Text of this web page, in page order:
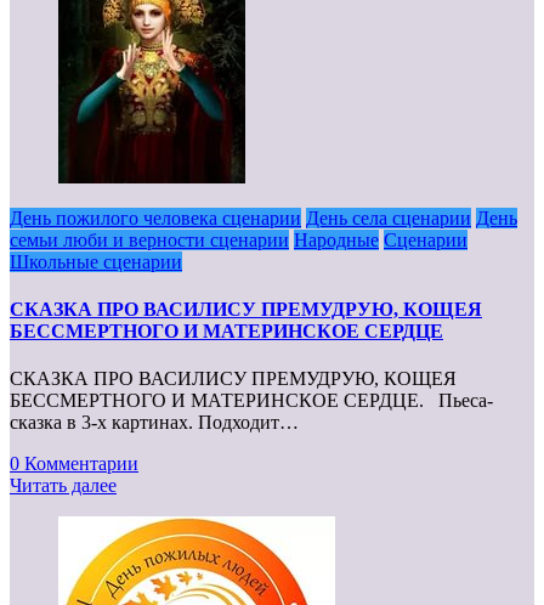
День пожилого человека сценарии День села сценарии День
семьи люби и верности сценарии Народные Сценарии
Школьные сценарии
СКАЗКА ПРО ВАСИЛИСУ ПРЕМУДРУЮ, КОЩЕЯ
БЕССМЕРТНОГО И МАТЕРИНСКОЕ СЕРДЦЕ
СКАЗКА ПРО ВАСИЛИСУ ПРЕМУДРУЮ, КОЩЕЯ
БЕССМЕРТНОГО И МАТЕРИНСКОЕ СЕРДЦЕ. Пьеса-
сказка в 3-х картинах. Подходит…
0 Комментарии
Читать далее